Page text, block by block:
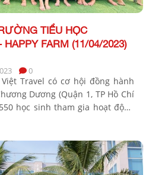
TIỂU HỌC
FARM (11/04/2023)
0
Việt Travel có cơ hội đồng hành
Dương (Quận 1, TP Hồ Chí
học sinh tham gia hoạt động